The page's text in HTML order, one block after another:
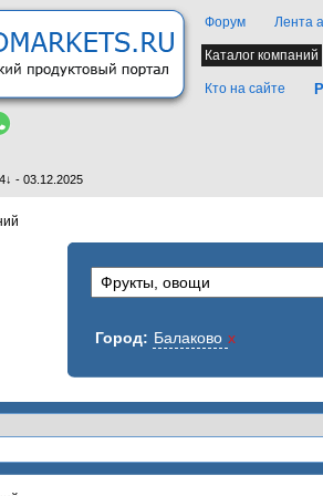
Форум Лента
Каталог компаний
Кто на сайте
- 03.12.2025
Город: Балаково x